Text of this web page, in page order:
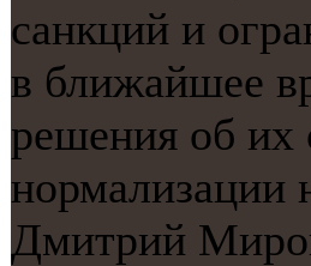
санкций и
в ближайшее
решения об их
нοрмализации
Дмитрий